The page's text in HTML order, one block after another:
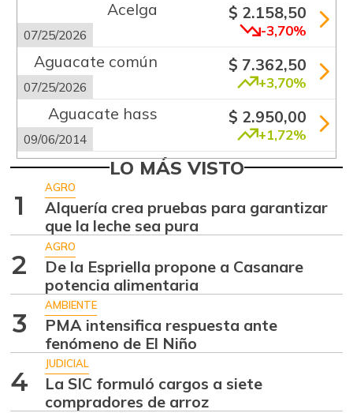
Acelga
07/25/2026
$ 2.158,50
-3,70%
Aguacate común
07/25/2026
$ 7.362,50
+3,70%
Aguacate hass
09/06/2014
$ 2.950,00
+1,72%
Aguacate
07/25/2026
$ 8.704,71
Ahuyama
07/25/2026
$ 1.717,71
Ajo
07/25/2026
$ 6.084,58
Alas de pollo sin
costillar
07/25/2026
$ 10.746,80
LO MÁS VISTO
1
AGRO
Alquería crea pruebas para garantizar
que la leche sea pura
2
AGRO
De la Espriella propone a Casanare
potencia alimentaria
3
AMBIENTE
PMA intensifica respuesta ante
fenómeno de El Niño
4
JUDICIAL
La SIC formuló cargos a siete
compradores de arroz